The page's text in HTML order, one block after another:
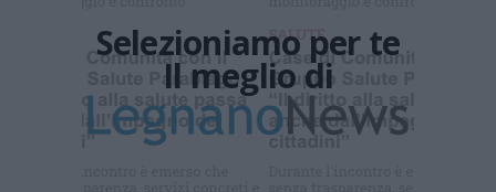
Selezioniamo per te
Il meglio di